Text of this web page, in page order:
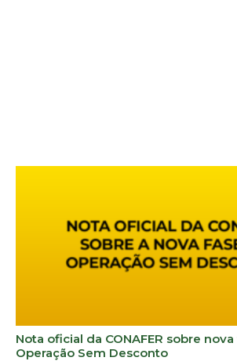
Nota oficial da CONAFER sobre
Operação Sem Desconto